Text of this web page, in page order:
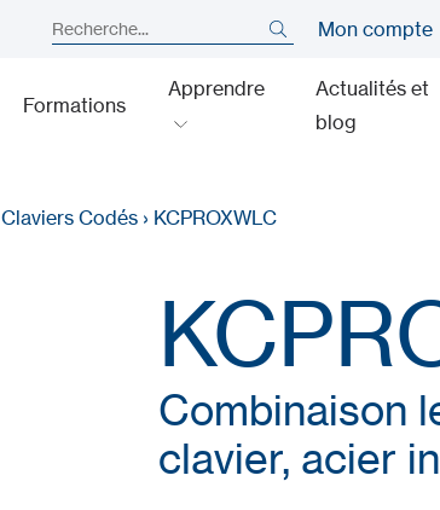
Mon compte
Formations
Apprendre
Actualités et
blog
Claviers Codés › KCPROXWLC
Combinaison
clavier, acier